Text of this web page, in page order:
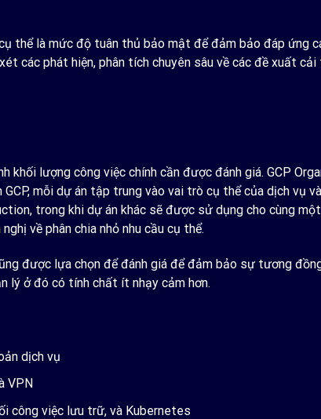
thể là mức độ tuân thủ bảo mật để đảm bảo đáp ứng
các phát hiện, phân tích chuyên sâu về các đề xuất cải
khối lượng công việc chính cần được đánh giá. GCP
mỗi dự án tập trung vào vai trò cụ thể của dịch vụ
trong khi dự án khác sẽ được sử dụng cho cùng
về phân chia nhỏ nhu cầu cụ thể.
được lựa chọn để đánh giá để đảm bảo sự tương
lý ở đó có tính chất ít nhạy cảm hơn.
dịch vụ
VPN
công việc lưu trữ, và Kubernetes